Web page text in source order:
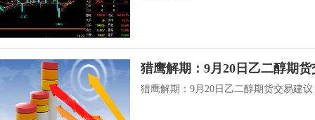
猎鹰解期：9月20日乙二醇期
猎鹰解期：9月20日乙二醇期货交易建